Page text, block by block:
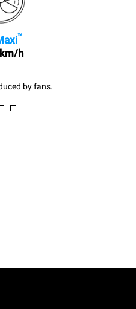
™
h
by fans.